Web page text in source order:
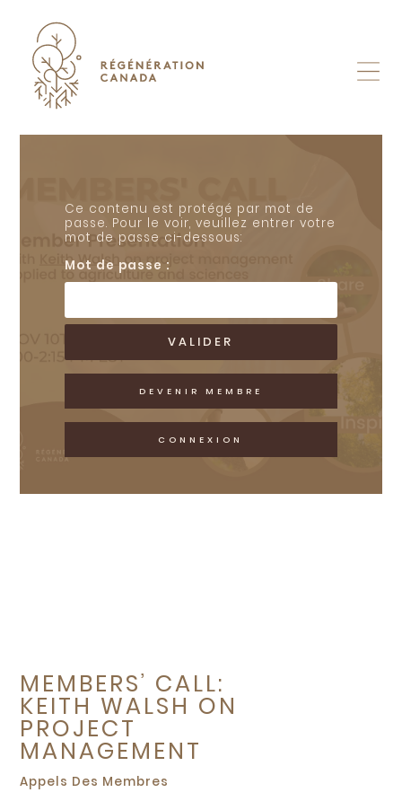
content
Ce contenu est protégé par mot de
passe. Pour le voir, veuillez entrer votre
mot de passe ci-dessous:
Mot de passe :
DEVENIR MEMBRE
CONNEXION
MEMBERS’ CALL:
KEITH WALSH ON
PROJECT
MANAGEMENT
Appels Des Membres